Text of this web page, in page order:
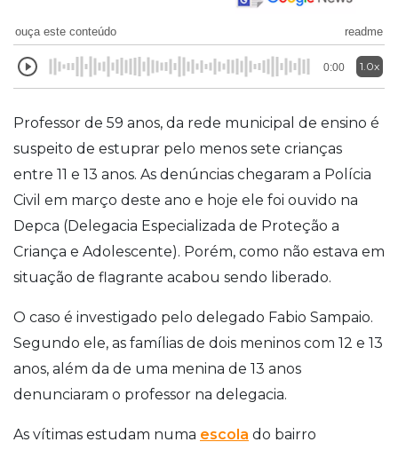
ouça este conteúdo readme
0:00 1.0x
Professor de 59 anos, da rede municipal de ensino é
suspeito de estuprar pelo menos sete crianças
entre 11 e 13 anos. As denúncias chegaram a Polícia
Civil em março deste ano e hoje ele foi ouvido na
Depca (Delegacia Especializada de Proteção a
Criança e Adolescente). Porém, como não estava em
situação de flagrante acabou sendo liberado.
O caso é investigado pelo delegado Fabio Sampaio.
Segundo ele, as famílias de dois meninos com 12 e 13
anos, além da de uma menina de 13 anos
denunciaram o professor na delegacia.
As vítimas estudam numa escola do bairro